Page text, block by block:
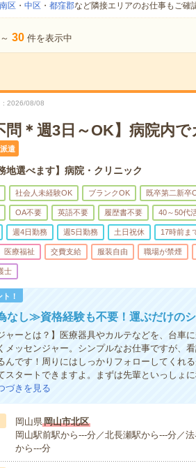
南区 ・ 中区 ・ 都窪郡など隣接エリアのお仕事もご確
～ 30 件を表示中
2026/08/08
問＊週3日～OK】病院内
派遣
地選べます】病院・クリニック
社会人未経験OK ブランクOK 既卒第二新卒
OA不要 英語不要 履歴書不要 40～50代
週4日勤務 週5日勤務 土日祝休 17時前ま
医療福祉 交費支給 服装自由 職場が禁煙
士
！
なし≫資格経験も不要！運ぶだけの
ャーとは？】医療器具やカルテなどを、台
メッセンジャー。シンプルなお仕事ですが、
んです！周りにはしっかりフォローしてくれ
スタートできますよ。まずは先輩といっしょ
づきを見る
岡山県岡山市北区
岡山駅前駅から---分／北長瀬駅から---分／
から---分